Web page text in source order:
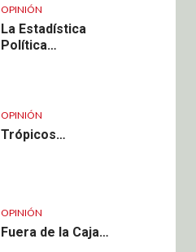
OPINIÓN
La Estadística
Política…
OPINIÓN
Trópicos…
OPINIÓN
Fuera de la Caja…